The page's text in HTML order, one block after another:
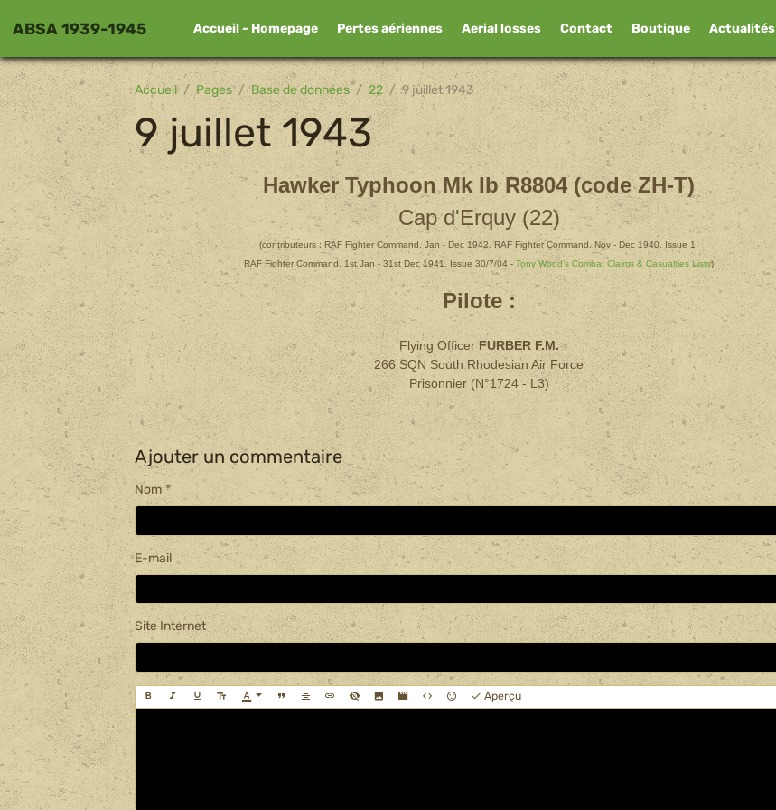
ABSA 1939-1945 Accueil - Homepage Pertes aériennes Aerial losses Contact Boutique Actualités
Accueil Pages Base de données 22 9 juillet 1943
9 juillet 1943
Hawker Typhoon Mk Ib R8804 (code ZH-T)
Cap d'Erquy (22)
(contributeurs :RAF Fighter Command. Jan - Dec 1942. RAF Fighter Command. Nov - Dec 1940. Issue 1.
RAF Fighter Command. 1st Jan - 31st Dec 1941. Issue 30/7/04 -Tony Wood's Combat Claims & Casualties Lists)
Pilote :
Flying OfficerFURBER F.M.
266 SQN South Rhodesian Air Force
Prisonnier (N°1724 - L3)
Ajouter un commentaire
Nom
E-mail
Site Internet
Aperçu